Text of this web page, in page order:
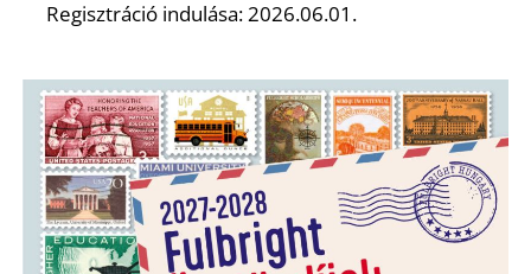
Regisztráció indulása: 2026.06.01.